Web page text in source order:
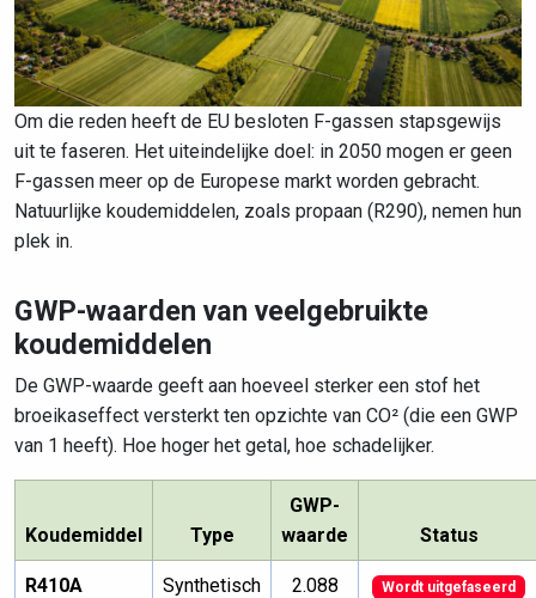
Om die reden heeft de EU besloten F-gassen stapsgewijs
uit te faseren. Het uiteindelijke doel: in 2050 mogen er geen
F-gassen meer op de Europese markt worden gebracht.
Natuurlijke koudemiddelen, zoals propaan (R290), nemen hun
plek in.
GWP-waarden van veelgebruikte
koudemiddelen
De GWP-waarde geeft aan hoeveel sterker een stof het
broeikaseffect versterkt ten opzichte van CO² (die een GWP
van 1 heeft). Hoe hoger het getal, hoe schadelijker.
Koudemiddel Type
GWP-
waarde
Status
R410A
Synthetisch
2.088 Wordt uitgefaseerd